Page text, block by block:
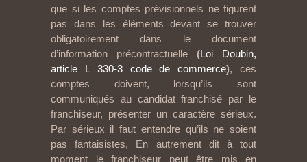
que si les comptes prévisionnels ne figurent
pas dans les éléments devant se trouver
obligatoirement dans le document
d’information précontractuelle (Loi Doubin,
article L 330-3 code de commerce), ces
comptes doivent, lorsqu’ils sont
communiqués au candidat franchisé par le
franchiseur, présenter un caractère sérieux.
Par sérieux il faut entendre qu’ils ne soient
pas fantaisistes, En autrement dit à tout
moment le franchiseur peut être mis en